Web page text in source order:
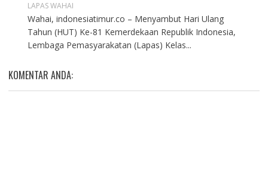
LAPAS WAHAI
Wahai, indonesiatimur.co – Menyambut Hari Ulang
Tahun (HUT) Ke-81 Kemerdekaan Republik Indonesia,
Lembaga Pemasyarakatan (Lapas) Kelas...
KOMENTAR ANDA: